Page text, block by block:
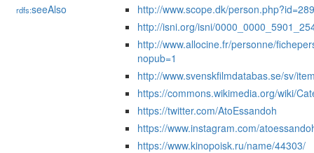
rdfs:seeAlso
http://www.scope.dk/
http://isni.org/isni/
http://www.allocine.fr/personne/
nopub=1
http://www.svenskfilmdatabas.se/sv/
https://commons.wikimedia.org/wiki/
https://twitter.com/AtoEssandoh
https://www.instagram.com/
https://www.kinopoisk.ru/name/44303/